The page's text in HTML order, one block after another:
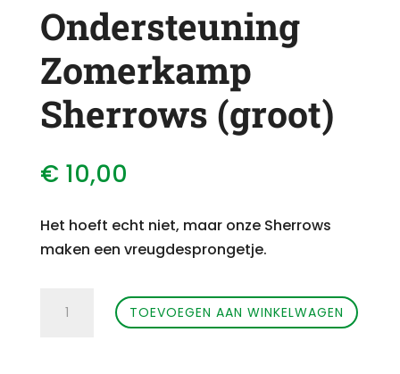
Ondersteuning
Zomerkamp
Sherrows (groot)
€10,00
Het hoeft echt niet, maar onze Sherrows
maken een vreugdesprongetje.
Ondersteuning
Zomerkamp
TOEVOEGEN AAN WINKELWAGEN